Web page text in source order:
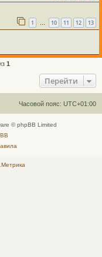
1 … 10 11 12 13
1
Перейти
Часовой пояс: UTC+01:00
© phpBB Limited